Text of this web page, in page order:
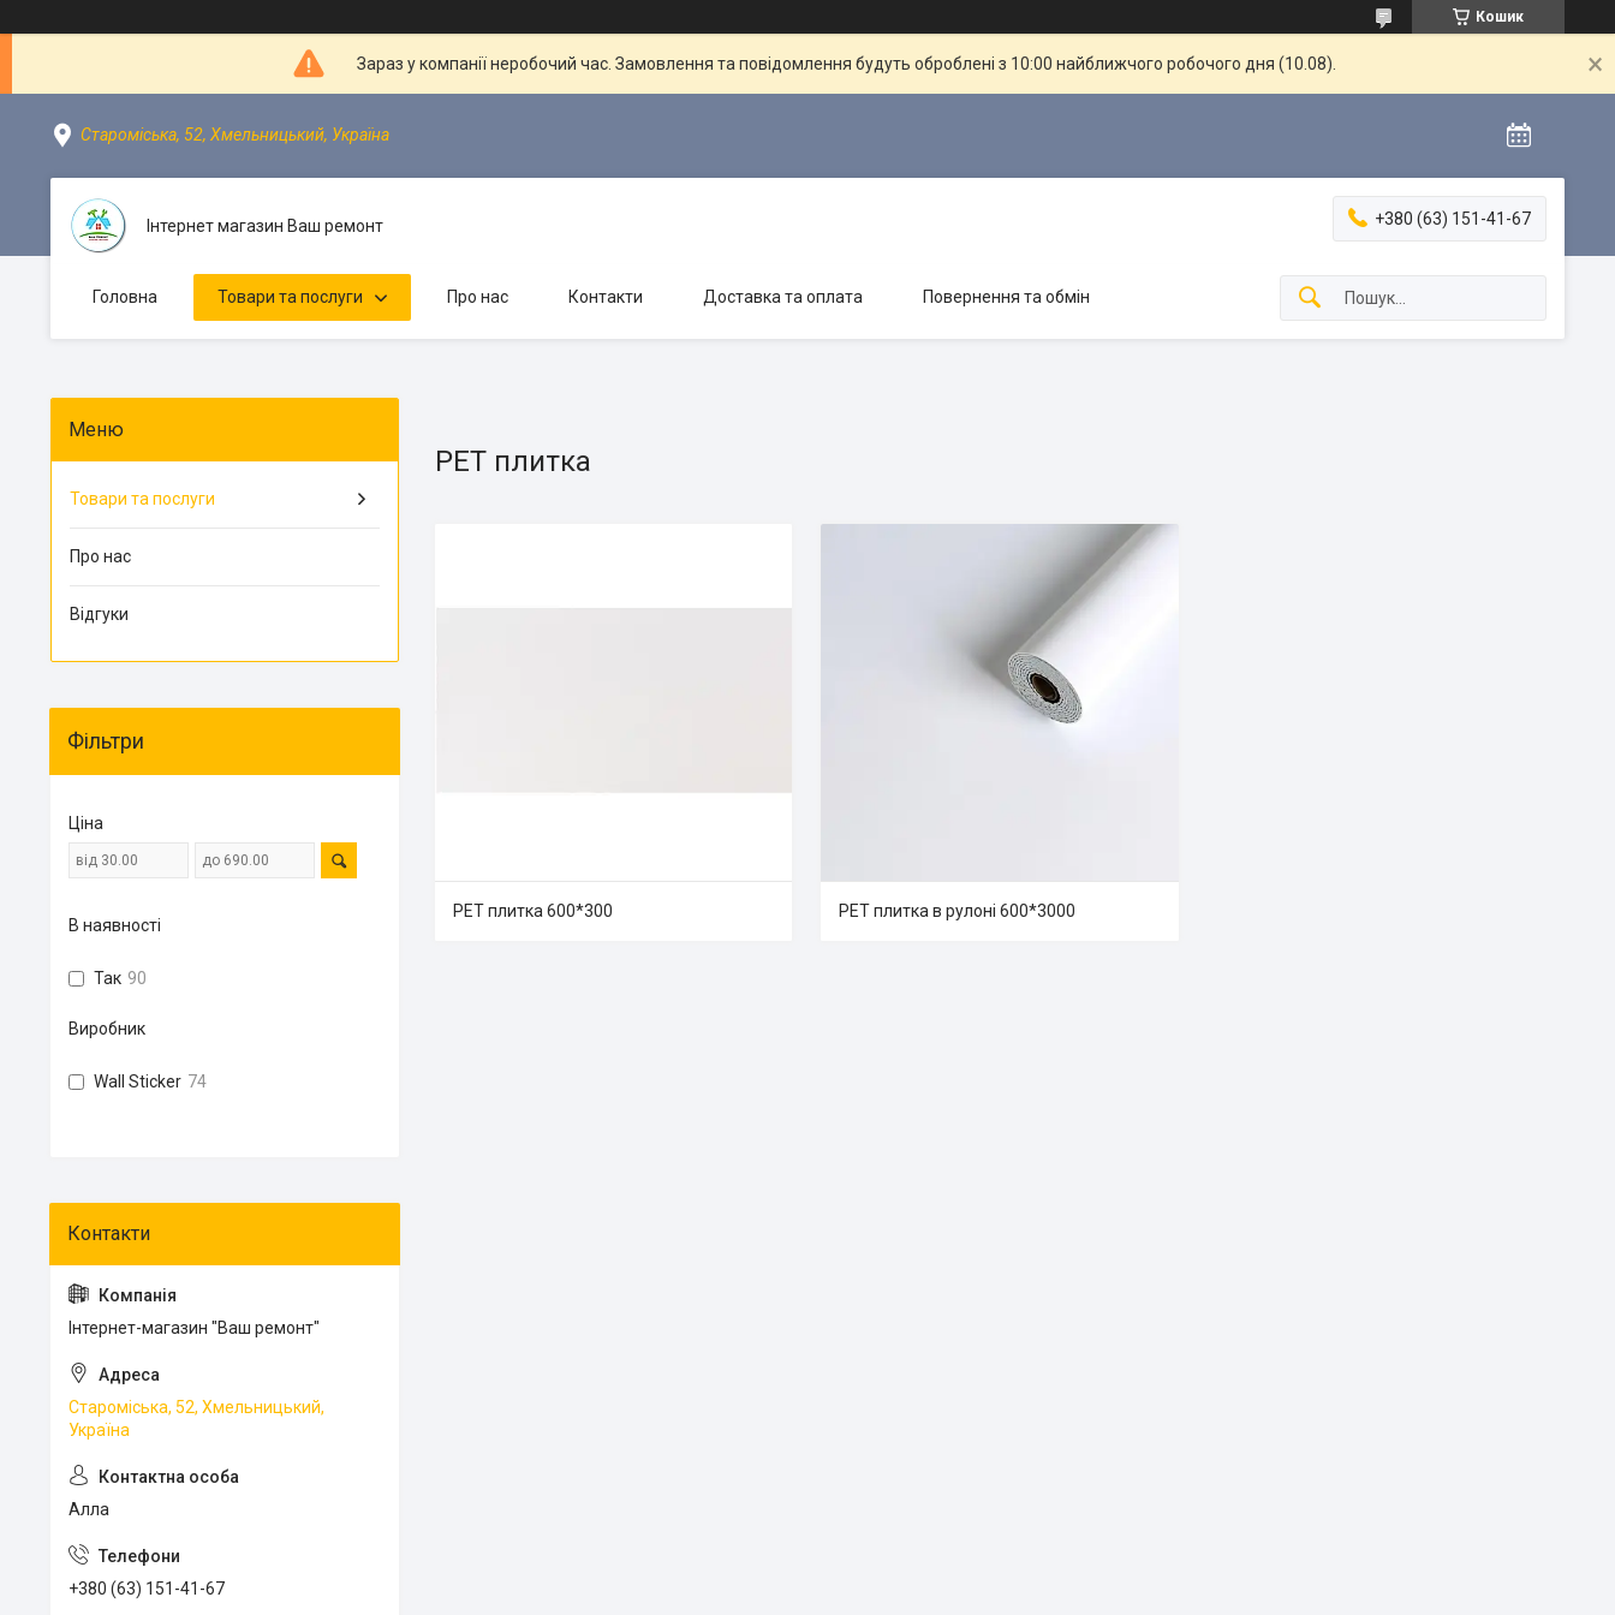
Кошик
Зараз у компанії неробочий час. Замовлення та повідомлення будуть оброблені з 10:00 найближчого робочого дня (10.08).
Староміська, 52, Хмельницький, Україна
Інтернет магазин Ваш ремонт +380 (63) 151-41-67
Головна Товари та послуги Про нас Контакти Доставка та оплата Повернення та обмін
PET плитка
PET плитка 600*300 PET плитка в рулоні 600*3000
Товари та послуги
Про нас
Відгуки
Фільтри
Ціна
В наявності
Так 90
Виробник
Wall Sticker 74
Інтернет-магазин "Ваш ремонт"
Староміська, 52, Хмельницький,
Україна
Алла
+380 (63) 151-41-67